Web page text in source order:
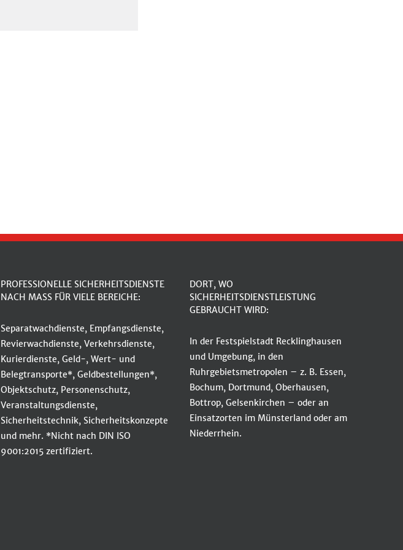
PROFESSIONELLE SICHERHEITSDIENSTE
NACH MASS FÜR VIELE BEREICHE:
Separatwachdienste, Empfangsdienste,
Revierwachdienste, Verkehrsdienste,
Kurierdienste, Geld-, Wert- und
Belegtransporte*, Geldbestellungen*,
Objektschutz, Personenschutz,
Veranstaltungsdienste,
Sicherheitstechnik, Sicherheitskonzepte
und mehr. *Nicht nach DIN ISO
9001:2015 zertifiziert.
DORT, WO
SICHERHEITSDIENSTLEISTUNG
GEBRAUCHT WIRD:
In der Festspielstadt Recklinghausen
und Umgebung, in den
Ruhrgebietsmetropolen – z. B. Essen,
Bochum, Dortmund, Oberhausen,
Bottrop, Gelsenkirchen – oder an
Einsatzorten im Münsterland oder am
Niederrhein.